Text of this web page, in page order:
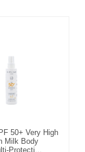
50+ Very High
Milk Body
Protecti...